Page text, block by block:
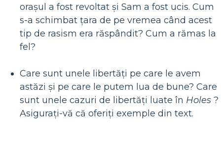
orașul a fost revoltat și Sam a fost ucis. Cum
s-a schimbat țara de pe vremea când acest
tip de rasism era răspândit? Cum a rămas la
fel?
Care sunt unele libertăți pe care le avem
astăzi și pe care le putem lua de bune? Care
sunt unele cazuri de libertăți luate în Holes ?
Asigurați-vă că oferiți exemple din text.